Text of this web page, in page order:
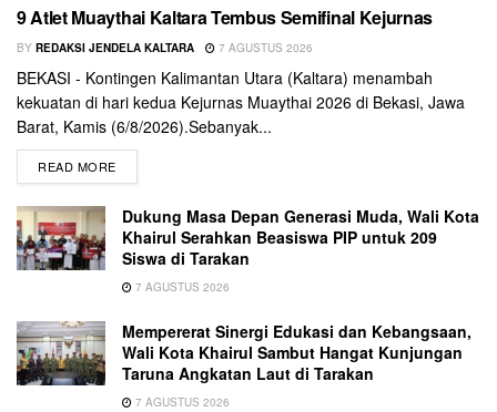
9 Atlet Muaythai Kaltara Tembus Semifinal Kejurnas
BY REDAKSI JENDELA KALTARA 7 AGUSTUS 2026
BEKASI - Kontingen Kalimantan Utara (Kaltara) menambah
kekuatan di hari kedua Kejurnas Muaythai 2026 di Bekasi, Jawa
Barat, Kamis (6/8/2026).Sebanyak...
READ MORE
Dukung Masa Depan Generasi Muda, Wali Kota
Khairul Serahkan Beasiswa PIP untuk 209
Siswa di Tarakan
7 AGUSTUS 2026
Mempererat Sinergi Edukasi dan Kebangsaan,
Wali Kota Khairul Sambut Hangat Kunjungan
Taruna Angkatan Laut di Tarakan
7 AGUSTUS 2026